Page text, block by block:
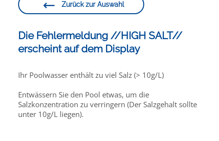
Zurück zur Auswahl
Die Fehlermeldung //HIGH SALT//
erscheint auf dem Display
Ihr Poolwasser enthält zu viel Salz (> 10g/L)
Entwässern Sie den Pool etwas, um die
Salzkonzentration zu verringern (Der Salzgehalt sollte
unter 10g/L liegen).